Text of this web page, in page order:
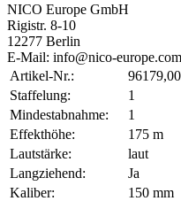
NICO Europe GmbH
Rigistr. 8-10
12277 Berlin
E-Mail: info@nico-europe.com
Artikel-Nr.:
Staffelung:
1
Mindestabnahme:
1
Effekthöhe:
175 m
Lautstärke:
laut
Langziehend:
Ja
Kaliber:
150 mm